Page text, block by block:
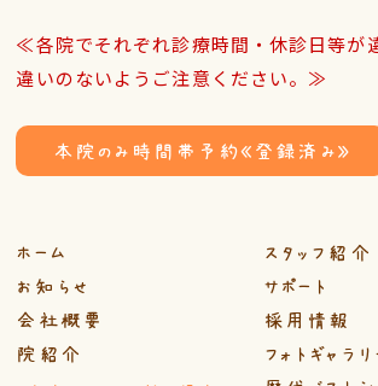
≪各院でそれぞれ診療時間・休診日等が
違いのないようご注意ください。≫
本院のみ時間帯予約《登録済み》
ホーム
お知らせ
会社概要
院紹介
スタッフ紹介
サポート
採用情報
フォトギャラリ